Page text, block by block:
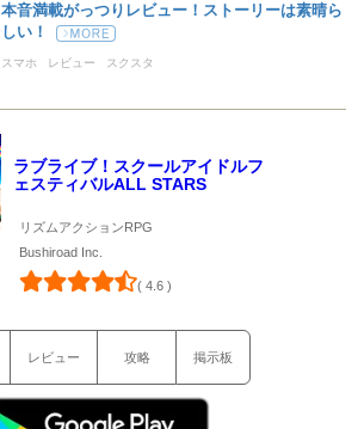
本音満載がっつりレビュー！ストーリーは素晴ら
しい！
スマホ レビュー スクスタ
ラブライブ！スクールアイドルフ
ェスティバルALL STARS
リズムアクションRPG
Bushiroad Inc.
( 4.6 )
レビュー 攻略 掲示板